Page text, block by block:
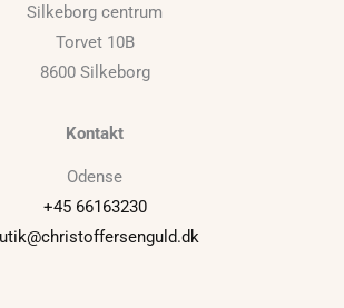
Silkeborg centrum
Torvet 10B
8600 Silkeborg
Kontakt
Odense
+45 66163230